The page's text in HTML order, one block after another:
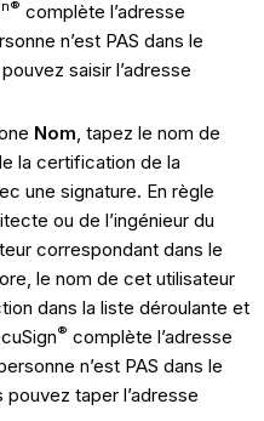
complète l’adresse
n’est PAS dans le
saisir l’adresse
Nom , tapez le nom de
la certification de la
une signature. En règle
ou de l’ingénieur du
correspondant dans le
le nom de cet utilisateur
dans la liste déroulante et
® complète l’adresse
n’est PAS dans le
taper l’adresse